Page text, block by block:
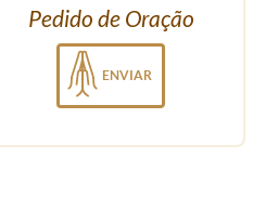
Pedido de Oração
ENVIAR